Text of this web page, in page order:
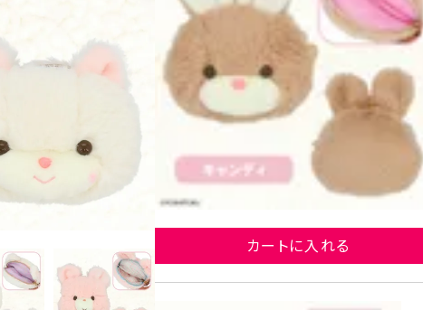
カートに入れる